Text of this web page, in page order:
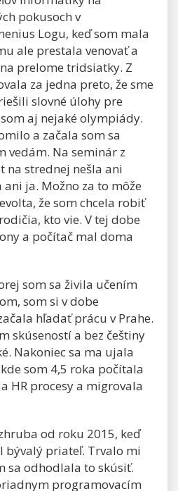
pokusoch v
Logu, keď som mala
ale prestala venovať a
prelome tridsiatky. Z
za jedna preto, že sme
slovné úlohy pre
aj nejaké olympiády.
a začala som sa
vedám. Na seminár z
na strednej nešla ani
ja. Možno za to môže
že som chcela robiť
kto vie. V tej dobe
a počítač mal doma
som sa živila učením
som si v dobe
hľadať prácu v Prahe.
skúseností a bez češtiny
Nakoniec sa ma ujala
som 4,5 roka počítala
HR procesy a migrovala
od roku 2015, keď
bývalý priateľ. Trvalo mi
sa odhodlala to skúsiť.
programovacím